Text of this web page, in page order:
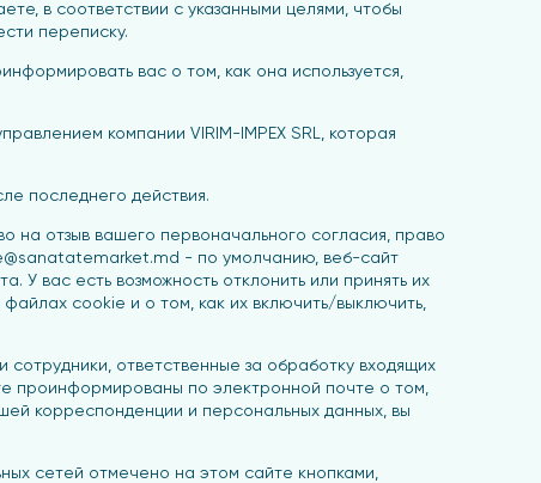
в соответствии с указанными целями, чтобы
переписку.
вас о том, как она используется,
компании VIRIM-IMPEX SRL, которая
последнего действия.
на отзыв вашего первоначального согласия, право
- по умолчанию, веб-сайт
вас есть возможность отклонить или принять их
cookie и о том, как их включить/выключить,
ответственные за обработку входящих
проинформированы по электронной почте о том,
корреспонденции и персональных данных, вы
сетей отмечено на этом сайте кнопками,